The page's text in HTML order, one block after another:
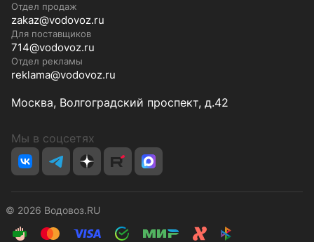
Отдел продаж
zakaz@vodovoz.ru
Для поставщиков
714@vodovoz.ru
Отдел рекламы
reklama@vodovoz.ru
Москва, Волгоградский проспект, д.42
Мы в соцсетях
© 2026 Водовоз.RU